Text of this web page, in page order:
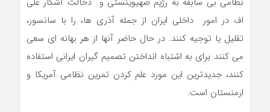
اف در امور داخلی ایران از جمله آذری ها، را با سانسور،
تقلیل یا توجیه کنند. در حال حاضر آنها از هر بهانه ای سعی
می کنند برای به اشتباه انداختن تصمیم گیران ایرانی استفاده
کنند، جدیدترین این مورد علم کردن تمرین نظامی آمریکا و
ارمنستان است.